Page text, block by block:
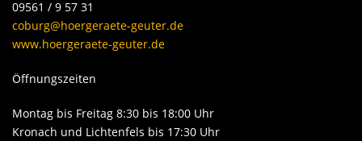
09561 / 9 57 31
coburg@hoergeraete-geuter.de
www.hoergeraete-geuter.de
Öffnungszeiten
Montag bis Freitag 8:30 bis 18:00 Uhr
Kronach und Lichtenfels bis 17:30 Uhr